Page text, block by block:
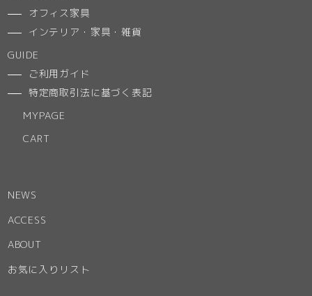
オフィス家具
インテリア・家具・雑貨
GUIDE
ご利用ガイド
特定商取引法に基づく表記
MYPAGE
CART
NEWS
ACCESS
ABOUT
お気に入りリスト